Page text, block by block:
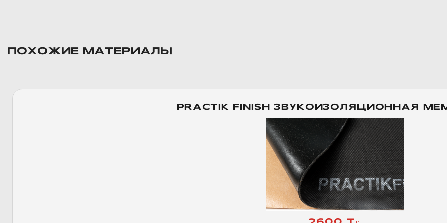
ПОХОЖИЕ МАТЕРИАЛЫ
PRACTIK FINISH ЗВУКОИЗОЛЯЦИОННАЯ